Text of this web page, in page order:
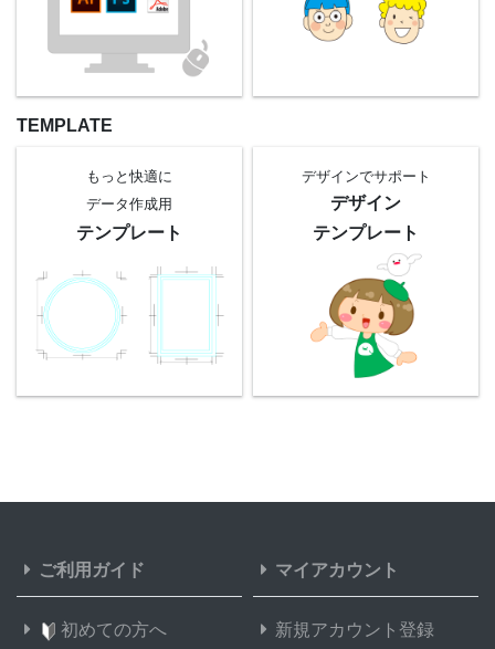
TEMPLATE
もっと快適に
データ作成用
テンプレート
デザインでサポート
デザイン
テンプレート
ご利用ガイド
初めての方へ
マイアカウント
新規アカウント登録